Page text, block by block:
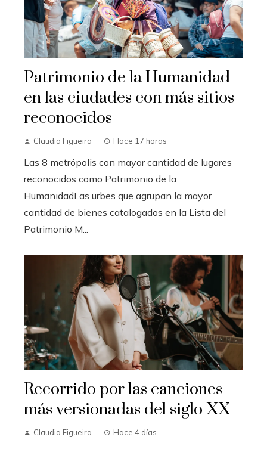
Patrimonio de la Humanidad
en las ciudades con más sitios
reconocidos
Claudia Figueira Hace 17 horas
Las 8 metrópolis con mayor cantidad de lugares
reconocidos como Patrimonio de la
HumanidadLas urbes que agrupan la mayor
cantidad de bienes catalogados en la Lista del
Patrimonio M...
Recorrido por las canciones
más versionadas del siglo XX
Claudia Figueira Hace 4 días